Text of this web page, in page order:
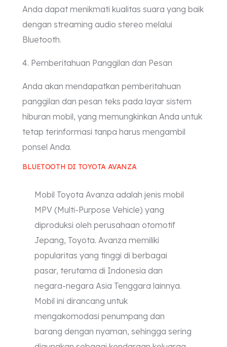
Anda dapat menikmati kualitas suara yang baik
dengan streaming audio stereo melalui
Bluetooth.
4. Pemberitahuan Panggilan dan Pesan
Anda akan mendapatkan pemberitahuan
panggilan dan pesan teks pada layar sistem
hiburan mobil, yang memungkinkan Anda untuk
tetap terinformasi tanpa harus mengambil
ponsel Anda.
BLUETOOTH DI TOYOTA AVANZA
Mobil Toyota Avanza adalah jenis mobil
MPV (Multi-Purpose Vehicle) yang
diproduksi oleh perusahaan otomotif
Jepang, Toyota. Avanza memiliki
popularitas yang tinggi di berbagai
pasar, terutama di Indonesia dan
negara-negara Asia Tenggara lainnya.
Mobil ini dirancang untuk
mengakomodasi penumpang dan
barang dengan nyaman, sehingga sering